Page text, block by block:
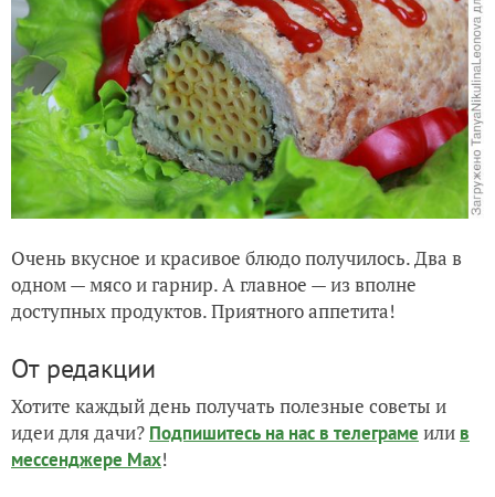
Очень вкусное и красивое блюдо получилось. Два в
одном — мясо и гарнир. А главное — из вполне
доступных продуктов. Приятного аппетита!
От редакции
Хотите каждый день получать полезные советы и
идеи для дачи? Подпишитесь на нас в телеграме или в
мессенджере Max!